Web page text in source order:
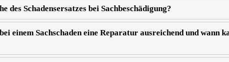
des Schadensersatzes bei Sachbeschädigung?
einem Sachschaden eine Reparatur ausreichend und wann